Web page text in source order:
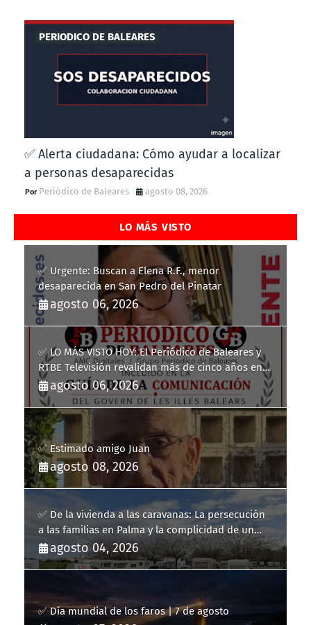
PERIODICO DE BALEARES
✅ Alerta ciudadana: Cómo ayudar a localizar
a personas desaparecidas
Periódico de Baleares agosto 08, 2026
LO MÁS VISTO
✅ Urgente: Buscan a Elena R.F., menor
desaparecida en San Pedro del Pinatar
agosto 06, 2026
✅ LO MÁS VISTO HOY: El Periódico de Baleares y
RTBE Televisión revalidan más de cinco años en
la Guía de la Comunicación del Govern de les Illes
Balears
agosto 06, 2026
✅ Estimado amigo Juan
agosto 08, 2026
✅ De la vivienda a las caravanas: La persecución
a las familias en Palma y la complicidad de un
fracaso heredado
agosto 04, 2026
✅ Día mundial de los faros | 7 de agosto